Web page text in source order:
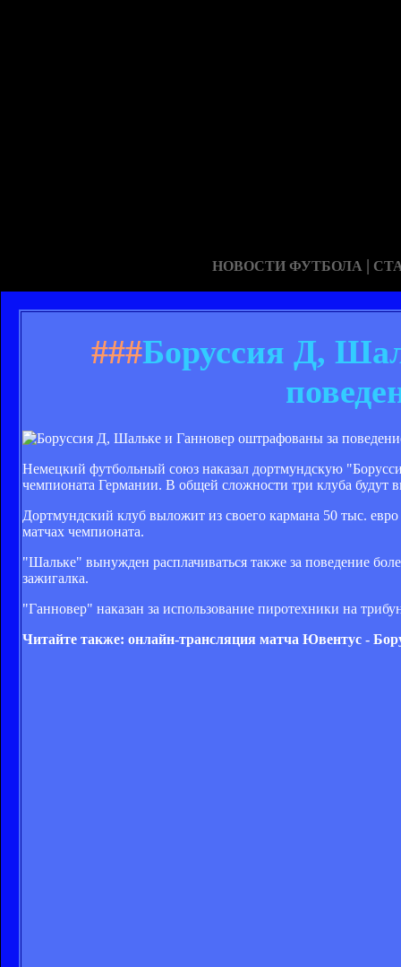
НОВОСТИ ФУТБОЛА |
###Боруссия Д,
Немецкий футбольный союз наказал дортмундскую
чемпионата Германии. В общей сложности три клуба будут
Дортмундский клуб выложит из своего кармана 50 тыс.
матчах чемпионата.
"Шальке" вынужден расплачиваться также за поведение
зажигалка.
"Ганновер" наказан за использование пиротехники на
Читайте также: онлайн-трансляция матча Ювентус -